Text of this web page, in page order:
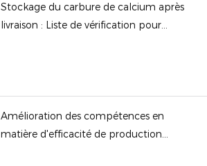
Stockage du carbure de calcium après
livraison : Liste de vérification pour
Amélioration des compétences en
matière d'efficacité de production